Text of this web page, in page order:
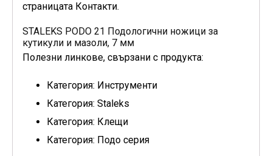
страницата Контакти.
STALEKS PODO 21 Подологични ножици за
кутикули и мазоли, 7 мм
Полезни линкове, свързани с продукта:
Категория: Инструменти
Категория: Staleks
Категория: Клещи
Категория: Подо серия